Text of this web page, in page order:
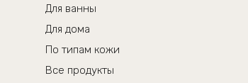
Для ванны
Для дома
По типам кожи
Все продукты